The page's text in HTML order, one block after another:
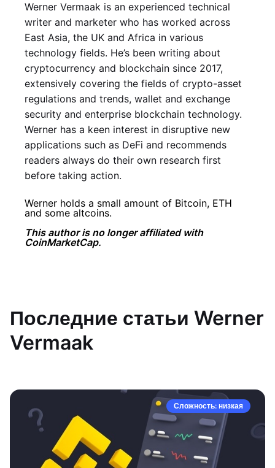
Werner Vermaak is an experienced technical
writer and marketer who has worked across
East Asia, the UK and Africa in various
technology fields. He’s been writing about
cryptocurrency and blockchain since 2017,
extensively covering the fields of crypto-asset
regulations and trends, wallet and exchange
security and enterprise blockchain technology.
Werner has a keen interest in disruptive new
applications such as DeFi and recommends
readers always do their own research first
before taking action.
Werner holds a small amount of Bitcoin, ETH
and some altcoins.
This author is no longer affiliated with
CoinMarketCap.
Последние статьи Werner
Vermaak
Сложность: низкая